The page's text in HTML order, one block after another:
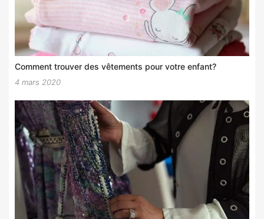
Comment trouver des vêtements pour votre enfant?
4 mars 2020